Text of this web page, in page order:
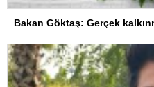
Bakan Göktaş: Gerçek